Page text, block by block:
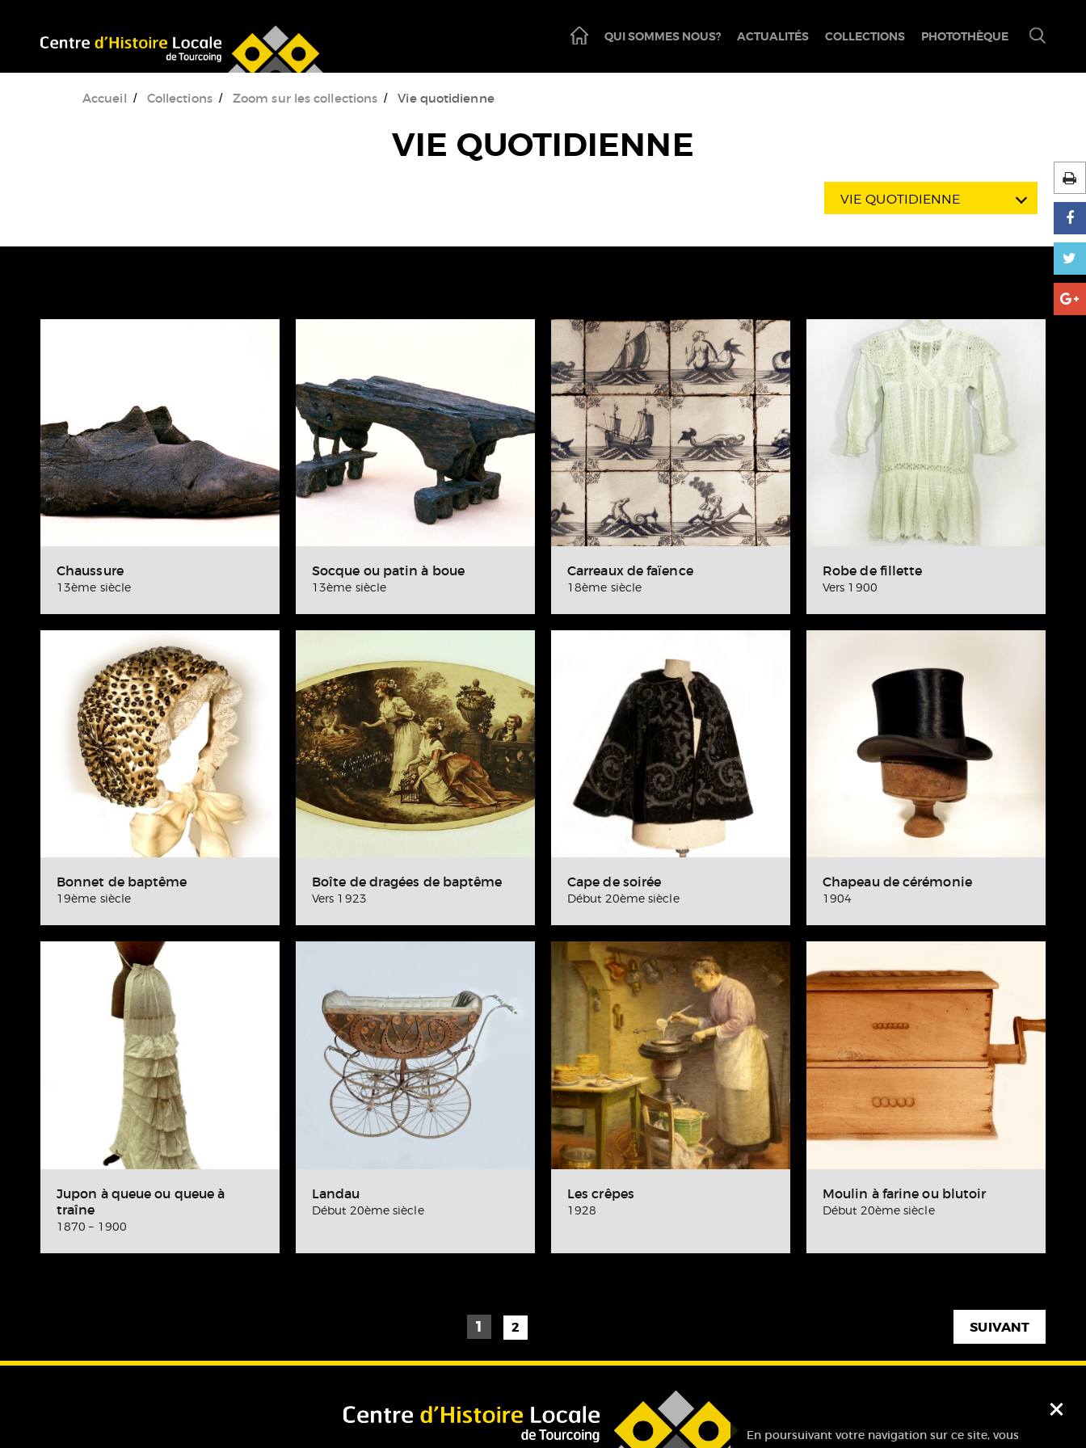
En poursuivant votre navigation sur ce site, vous
PAGE
D'ACCUEIL
QUI SOMMES NOUS? ACTUALITÉS COLLECTIONS PHOTOTHÈQUE
de
Accueil Collections Zoom sur les collections Vie quotidienne
VIE QUOTIDIENNE
VIE QUOTIDIENNE
Chaussure
13ème siècle
Socque ou patin à boue
13ème siècle
Carreaux de faïence
18ème siècle
Robe de fillette
Vers 1900
Bonnet de baptême
19ème siècle
Boîte de dragées de baptême
Vers 1923
Cape de soirée
Début 20ème siècle
Chapeau de cérémonie
1904
Jupon à queue ou queue à
traîne
1870 – 1900
Landau
Début 20ème siècle
Les crêpes
1928
Moulin à farine ou blutoir
Début 20ème siècle
1 2 SUIVANT